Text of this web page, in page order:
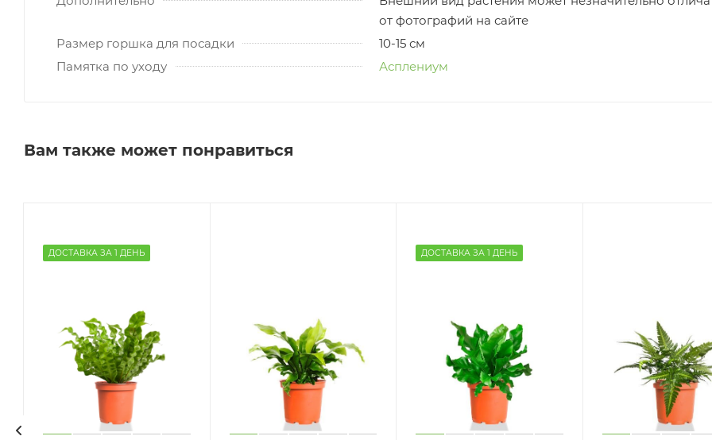
от фотографий на сайте
Размер горшка для посадки
10-15 см
Памятка по уходу
Асплениум
Вам также может понравиться
ДОСТАВКА ЗА 1 ДЕНЬ ДОСТАВКА ЗА 1 ДЕНЬ